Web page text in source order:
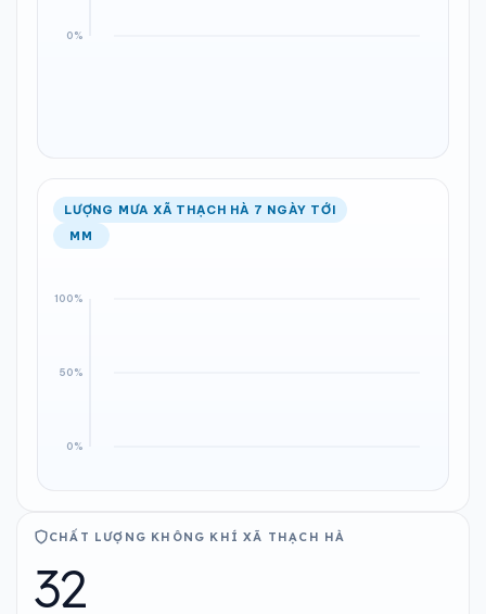
LƯỢNG MƯA XÃ THẠCH HÀ 7 NGÀY TỚI
MM
CHẤT LƯỢNG KHÔNG KHÍ XÃ THẠCH HÀ
32